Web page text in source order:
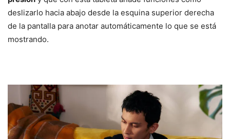
deslizarlo hacia abajo desde la esquina superior derecha
de la pantalla para anotar automáticamente lo que se está
mostrando.